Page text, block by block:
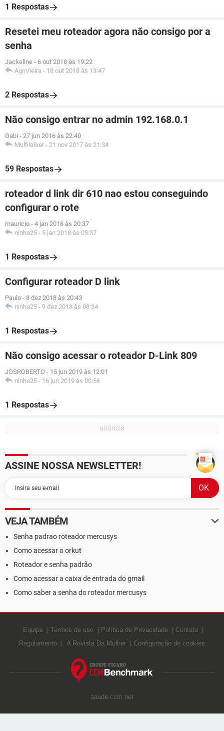
1 Respostas
Resetei meu roteador agora não consigo por a
senha
Jackeline - 6 out 2018 às 19:22
AgnVieira - 18 out 2018 às 13:47
2 Respostas
Não consigo entrar no admin 192.168.0.1
Gabi - 27 jun 2016 às 22:40
Multilaiser - 21 nov 2017 às 21:34
59 Respostas
roteador d link dir 610 nao estou conseguindo
configurar o rote
mauricio - 4 jan 2018 às 20:37
ninha25 - 5 jan 2018 às 05:37
1 Respostas
Configurar roteador D link
Paulo - 8 dez 2018 às 20:43
ninha25 - 9 dez 2018 às 08:34
1 Respostas
Não consigo acessar o roteador D-Link 809
JOSROBERTO - 15 jun 2019 às 12:01
ninha25 - 16 jun 2019 às 00:56
1 Respostas
ASSINE NOSSA NEWSLETTER!
VEJA TAMBÉM
Senha padrao roteador mercusys
Como acessar o orkut
Roteador e senha padrão
Como acessar a caixa de entrada do gmail
Como saber a senha do roteador mercusys
Equipe Termos de uso Política de Privacidade
Contato
Regulamento
A Revista Da Mulher Configuração de cookies
saude.ccm.net